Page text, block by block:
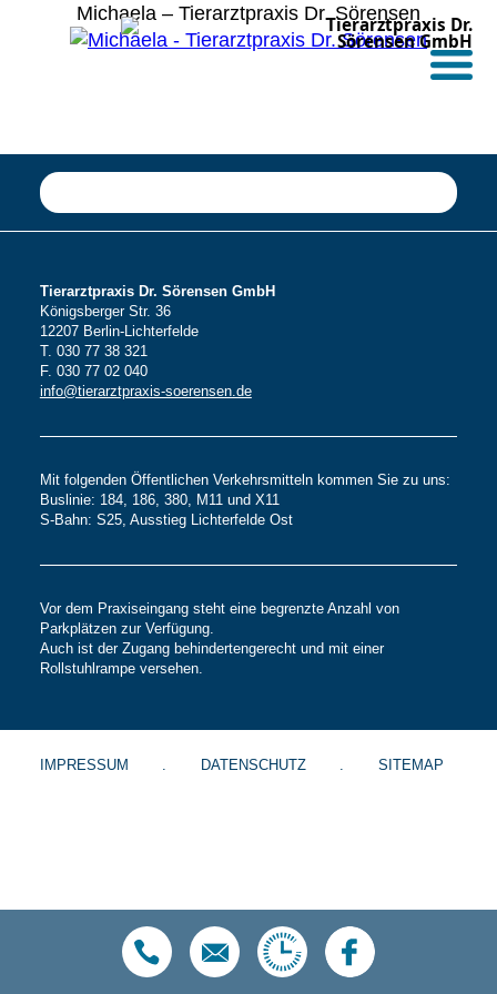
Tierarztpraxis Dr.
Sörensen GmbH
Michaela – Tierarztpraxis Dr. Sörensen
Tierarztpraxis Dr. Sörensen GmbH
Königsberger Str. 36
12207 Berlin-Lichterfelde
T. 030 77 38 321
F. 030 77 02 040
info@tierarztpraxis-soerensen.de
Mit folgenden Öffentlichen Verkehrsmitteln kommen Sie zu uns:
Buslinie: 184, 186, 380, M11 und X11
S-Bahn: S25, Ausstieg Lichterfelde Ost
Vor dem Praxiseingang steht eine begrenzte Anzahl von
Parkplätzen zur Verfügung.
Auch ist der Zugang behindertengerecht und mit einer
Rollstuhlrampe versehen.
IMPRESSUM DATENSCHUTZ SITEMAP